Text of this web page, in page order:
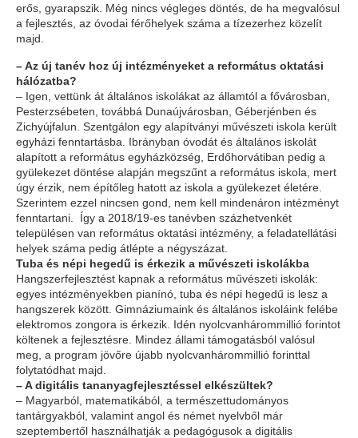
erős, gyarapszik. Még nincs végleges döntés, de ha megvalósul
a fejlesztés, az óvodai férőhelyek száma a tízezerhez közelít
majd.
– Az új tanév hoz új intézményeket a református oktatási
hálózatba?
– Igen, vettünk át általános iskolákat az államtól a fővárosban,
Pesterzsébeten, továbbá Dunaújvárosban, Géberjénben és
Zichyújfalun. Szentgálon egy alapítványi művészeti iskola került
egyházi fenntartásba. Ibrányban óvodát és általános iskolát
alapított a református egyházközség, Erdőhorvátiban pedig a
gyülekezet döntése alapján megszűnt a református iskola, mert
úgy érzik, nem építőleg hatott az iskola a gyülekezet életére.
Szerintem ezzel nincsen gond, nem kell mindenáron intézményt
fenntartani. Így a 2018/19-es tanévben százhetvenkét
településen van református oktatási intézmény, a feladatellátási
helyek száma pedig átlépte a négyszázat.
Tuba és népi hegedű is érkezik a művészeti iskolákba
Hangszerfejlesztést kapnak a re­formátus művészeti iskolák:
egyes intézményekben pianínó, tuba és népi hegedű is lesz a
hangszerek között. Gimnáziumaink és általános iskoláink felébe
elektromos zongora is érkezik. Idén nyolcvanhárommil­lió forintot
költenek a fejlesztésre. Mindez állami támogatásból va­lósul
meg, a program jövőre újabb nyolc­vanhárommillió forinttal
folytatódhat majd.
– A digitális tananyagfejlesztéssel elkészültek?
– Magyarból, matematikából, a természettudományos
tantárgyakból, valamint angol és német nyelvből már
szeptembertől használhatják a pedagógusok a digitális